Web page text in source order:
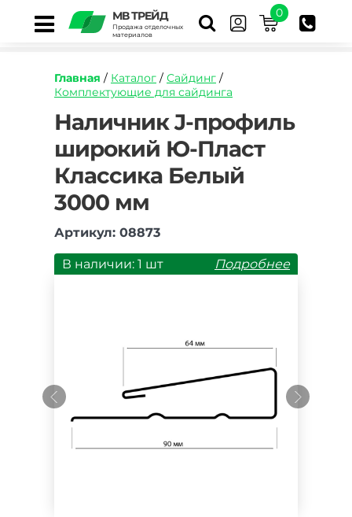
МВ ТРЕЙД
Продажа отделочных
материалов
0
Главная / Каталог / Сайдинг /
Комплектующие для сайдинга
https://mvtrade.ru/images/id/normal/nalichnik-
j-
profil-
shirokij-
yu-
plast-
klassika-
3050-
mm.jpg
Наличник J-профиль
широкий Ю-Пласт
Классика Белый
3000 мм
Артикул: 08873
В наличии: 1 шт Подробнее